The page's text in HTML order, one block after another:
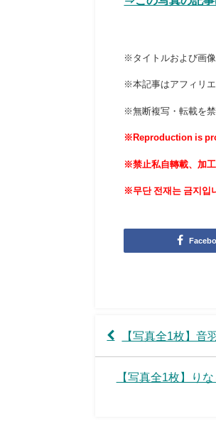
※タイトルおよび画
※本記事はアフィリ
※無断複写・転載を
※Reproduction is
※禁止私自轉載、加工
※무단 전재는 금지입
【写真全1枚】音
【写真全1枚】り